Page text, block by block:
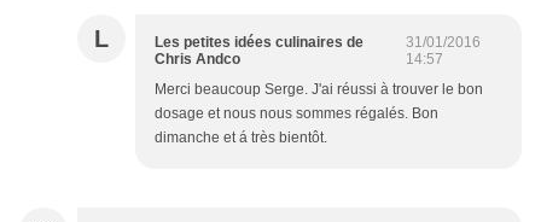
L
Les petites idées culinaires de
Chris Andco
31/01/2016
14:57
Merci beaucoup Serge. J'ai réussi à trouver le bon
dosage et nous nous sommes régalés. Bon
dimanche et á très bientôt.